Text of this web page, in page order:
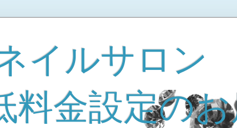
イルサロン
金設定のお